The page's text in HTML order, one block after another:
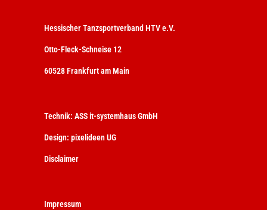
Hessischer Tanzsportverband HTV e.V.
Otto-Fleck-Schneise 12
60528 Frankfurt am Main
Technik: ASS it-systemhaus GmbH
Design: pixelideen UG
Disclaimer
Impressum